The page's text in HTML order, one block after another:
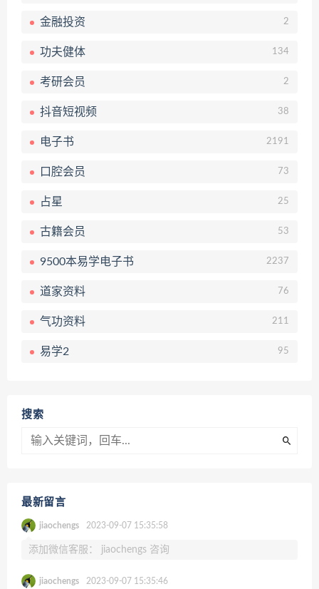
金融投资 2
功夫健体 134
考研会员 2
抖音短视频 38
电子书 2191
口腔会员 73
占星 25
古籍会员 53
9500本易学电子书 2237
道家资料 76
气功资料 211
易学2 95
搜索
最新留言
jiaochengs 2023-09-07 15:35:58
添加微信客服： jiaochengs 咨询
jiaochengs 2023-09-07 15:35:46